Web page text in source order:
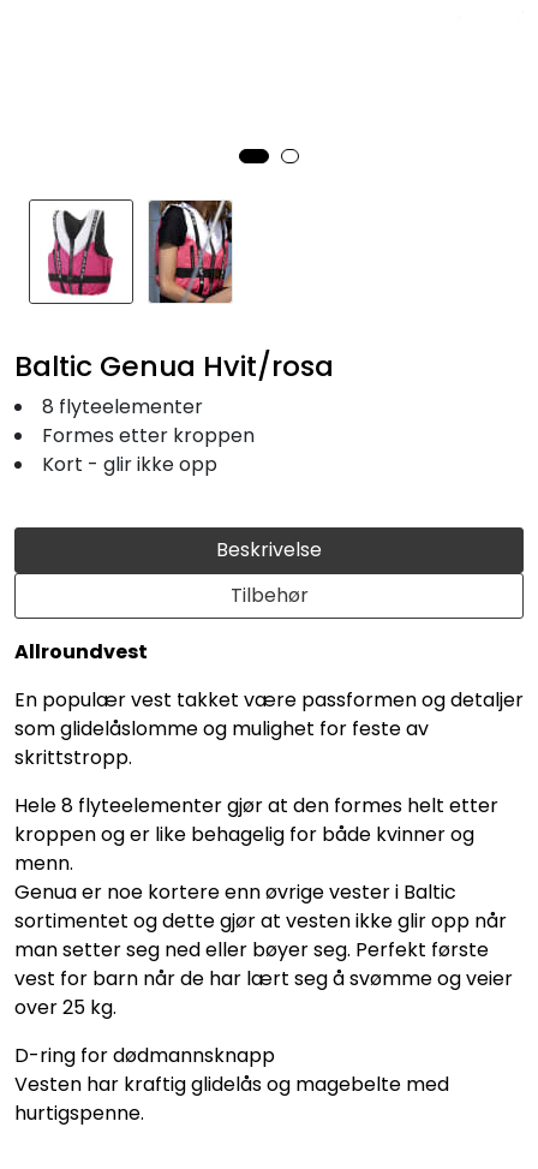
Beskrivelse
Tilbehør
Allroundvest
En populær vest takket være passformen og detaljer
som glidelåslomme og mulighet for feste av
skrittstropp.
Hele 8 flyteelementer gjør at den formes helt etter
kroppen og er like behagelig for både kvinner og
menn.
Genua er noe kortere enn øvrige vester i Baltic
sortimentet og dette gjør at vesten ikke glir opp når
man setter seg ned eller bøyer seg. Perfekt første
vest for barn når de har lært seg å svømme og veier
over 25 kg.
D-ring for dødmannsknapp
Vesten har kraftig glidelås og magebelte med
hurtigspenne.
Baltic Genua Hvit/rosa
8 flyteelementer
Formes etter kroppen
Kort - glir ikke opp